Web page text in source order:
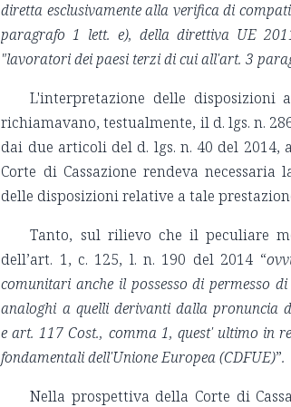
diretta esclusivamente alla verifica di
paragrafo 1 lett. e), della direttiva UE
"lavoratori dei paesi terzi di cui all'art. 3
L'interpretazione delle disposizioni
richiamavano, testualmente, il d. lgs. n.
dai due articoli del d. lgs. n. 40 del
Corte di Cassazione rendeva
delle disposizioni relative a tale
Tanto, sul rilievo che il peculiare
dell’art. 1, c. 125, l. n. 190 del 2014 “
comunitari anche il possesso di permesso
analoghi a quelli derivanti dalla pronuncia
e art. 117 Cost., comma 1, quest' ultimo in
fondamentali dell'Unione Europea (CDFUE)”.
Nella prospettiva della Corte di